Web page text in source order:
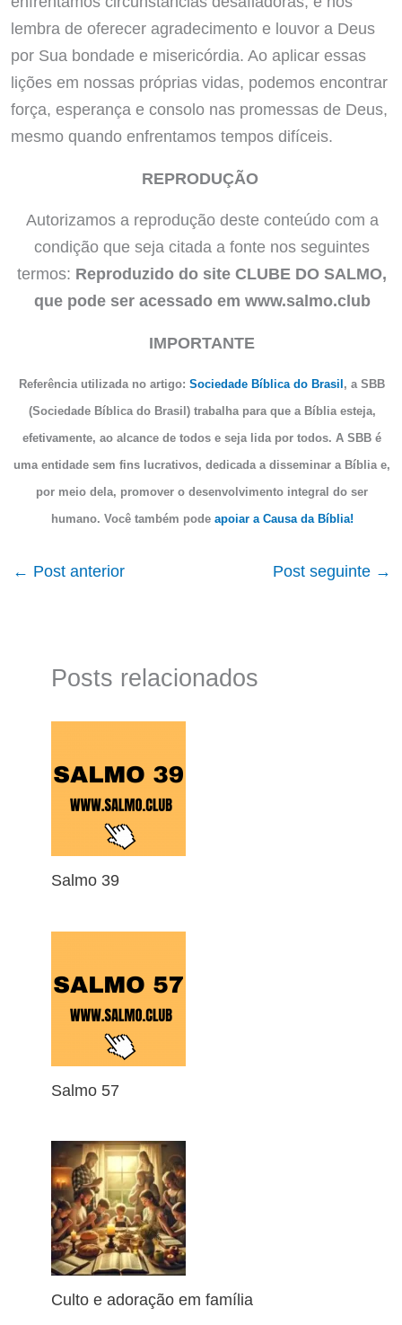
lembra de oferecer agradecimento e louvor a Deus
por Sua bondade e misericórdia. Ao aplicar essas
lições em nossas próprias vidas, podemos encontrar
força, esperança e consolo nas promessas de Deus,
mesmo quando enfrentamos tempos difíceis.
REPRODUÇÃO
Autorizamos a reprodução deste conteúdo com a
condição que seja citada a fonte nos seguintes
termos: Reproduzido do site CLUBE DO SALMO,
que pode ser acessado em www.salmo.club
IMPORTANTE
Referência utilizada no artigo: Sociedade Bíblica do Brasil , a SBB
(Sociedade Bíblica do Brasil) trabalha para que a Bíblia esteja,
efetivamente, ao alcance de todos e seja lida por todos. A SBB é
uma entidade sem fins lucrativos, dedicada a disseminar a Bíblia e,
por meio dela, promover o desenvolvimento integral do ser
humano. Você também pode apoiar a Causa da Bíblia!
← Post anterior Post seguinte →
Posts relacionados
Salmo 39
Salmo 57
Culto e adoração em família